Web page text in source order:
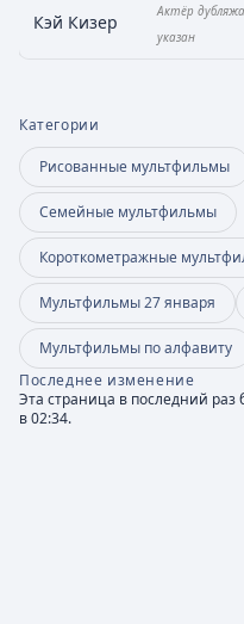
Кэй Кизер
Актёр
указан
Категории
Рисованные мультфильмы
Семейные мультфильмы
Короткометражные
Мультфильмы 27 января
Мультфильмы по алфавиту
Последнее изменение
Эта страница в последний раз
в 02:34.